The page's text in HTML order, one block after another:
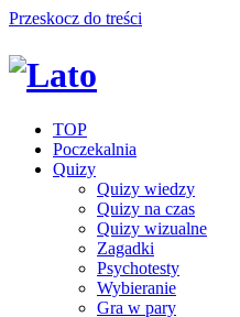
Przeskocz do treści
TOP
Poczekalnia
Quizy
Quizy wiedzy
Quizy na czas
Quizy wizualne
Zagadki
Psychotesty
Wybieranie
Gra w pary